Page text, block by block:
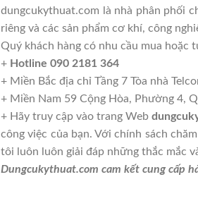
dungcukythuat.com là nhà phân phối
riêng và các sản phẩm cơ khí, công
Quý khách hàng có nhu cầu mua
+ Hotline 090 2181 364
+ Miền Bắc địa chỉ Tầng 7 Tòa nhà
+ Miền Nam 59 Cộng Hòa, Phường 4,
+ Hãy truy cập vào trang Web
công việc của bạn. Với chính sách
tôi luôn luôn giải đáp những thắc mắc
Dungcukythuat.com cam kết cung cấp